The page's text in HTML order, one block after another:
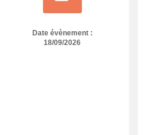
Date évènement :
18/09/2026